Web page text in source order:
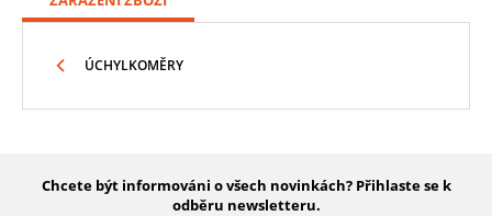
ÚCHYLKOMĚRY
Chcete být informováni o všech novinkách? Přihlaste se k
odběru newsletteru.